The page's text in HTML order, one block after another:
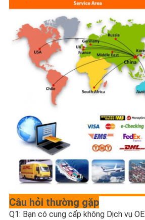
Câu hỏi thường gặp
Q1: Bạn có cung cấp không Dịch vụ